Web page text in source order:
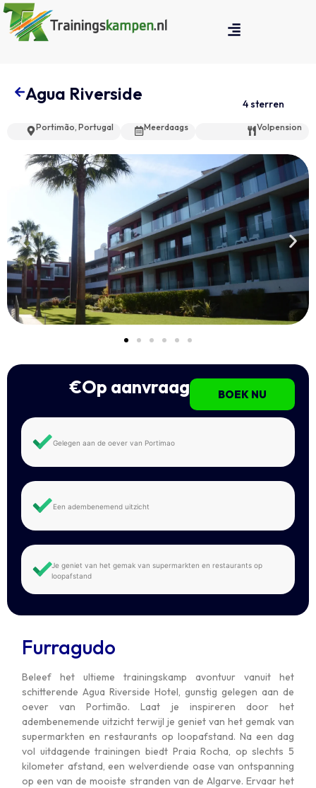
Agua Riverside 4 sterren
Portimão, Portugal Meerdaags Volpension
BOEK NU
€Op aanvraag
Gelegen aan de oever van Portimao
Een adembenemend uitzicht
Je geniet van het gemak van supermarkten en restaurants op
loopafstand
Furragudo
Beleef het ultieme trainingskamp avontuur vanuit het
schitterende Agua Riverside Hotel, gunstig gelegen aan de
oever van Portimão. Laat je inspireren door het
adembenemende uitzicht terwijl je geniet van het gemak van
supermarkten en restaurants op loopafstand. Na een dag
vol uitdagende trainingen biedt Praia Rocha, op slechts 5
kilometer afstand, een welverdiende oase van ontspanning
op een van de mooiste stranden van de Algarve. Ervaar het